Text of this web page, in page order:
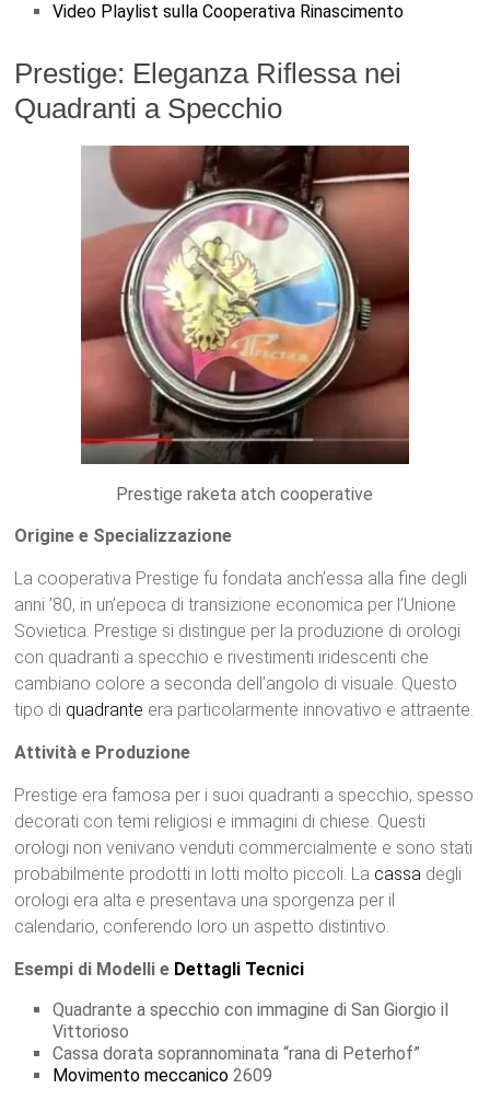
Video Playlist sulla Cooperativa Rinascimento
Prestige: Eleganza Riflessa nei
Quadranti a Specchio
Prestige raketa atch cooperative
Origine e Specializzazione
La cooperativa Prestige fu fondata anch’essa alla fine degli
anni ’80, in un’epoca di transizione economica per l’Unione
Sovietica. Prestige si distingue per la produzione di orologi
con quadranti a specchio e rivestimenti iridescenti che
cambiano colore a seconda dell’angolo di visuale. Questo
tipo di quadrante era particolarmente innovativo e attraente.
Attività e Produzione
Prestige era famosa per i suoi quadranti a specchio, spesso
decorati con temi religiosi e immagini di chiese. Questi
orologi non venivano venduti commercialmente e sono stati
probabilmente prodotti in lotti molto piccoli. La cassa degli
orologi era alta e presentava una sporgenza per il
calendario, conferendo loro un aspetto distintivo.
Esempi di Modelli e Dettagli Tecnici
Quadrante a specchio con immagine di San Giorgio il
Vittorioso
Cassa dorata soprannominata “rana di Peterhof”
Movimento meccanico 2609